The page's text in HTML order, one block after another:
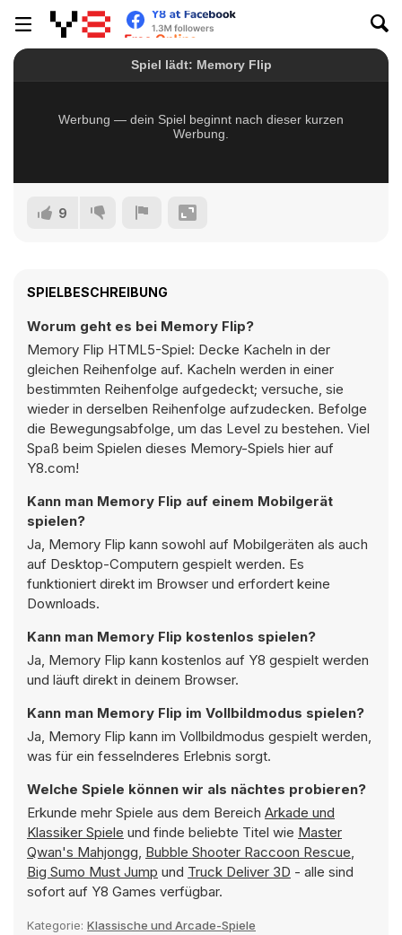
9
SPIELBESCHREIBUNG
Worum geht es bei Memory Flip?
Memory Flip HTML5-Spiel: Decke Kacheln in der
gleichen Reihenfolge auf. Kacheln werden in einer
bestimmten Reihenfolge aufgedeckt; versuche, sie
wieder in derselben Reihenfolge aufzudecken. Befolge
die Bewegungsabfolge, um das Level zu bestehen. Viel
Spaß beim Spielen dieses Memory-Spiels hier auf
Y8.com!
Kann man Memory Flip auf einem Mobilgerät
spielen?
Ja, Memory Flip kann sowohl auf Mobilgeräten als auch
auf Desktop-Computern gespielt werden. Es
funktioniert direkt im Browser und erfordert keine
Downloads.
Kann man Memory Flip kostenlos spielen?
Ja, Memory Flip kann kostenlos auf Y8 gespielt werden
und läuft direkt in deinem Browser.
Kann man Memory Flip im Vollbildmodus spielen?
Ja, Memory Flip kann im Vollbildmodus gespielt werden,
was für ein fesselnderes Erlebnis sorgt.
Welche Spiele können wir als nächtes probieren?
Erkunde mehr Spiele aus dem Bereich Arkade und
Klassiker Spiele und finde beliebte Titel wie Master
Qwan's Mahjongg, Bubble Shooter Raccoon Rescue,
Big Sumo Must Jump und Truck Deliver 3D - alle sind
sofort auf Y8 Games verfügbar.
Kategorie: Klassische und Arcade-Spiele